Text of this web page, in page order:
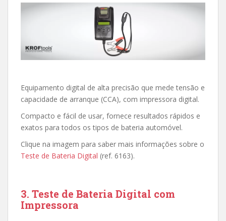
Equipamento digital de alta precisão que mede tensão e
capacidade de arranque (CCA), com impressora digital.
Compacto e fácil de usar, fornece resultados rápidos e
exatos para todos os tipos de bateria automóvel.
Clique na imagem para saber mais informações sobre o
Teste de Bateria Digital (ref. 6163).
3. Teste de Bateria Digital com
Impressora